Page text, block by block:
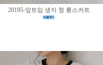
20195-앞트임 생지 청 롱스커트